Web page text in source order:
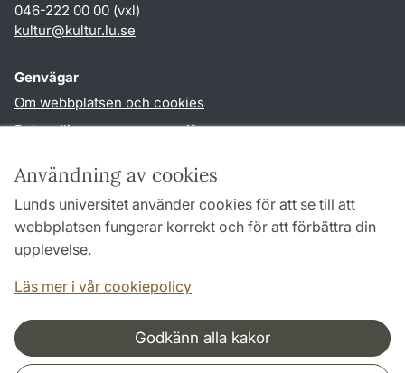
Användning av cookies
Lunds universitet använder cookies för att se till att
webbplatsen fungerar korrekt och för att förbättra din
upplevelse.
Läs mer i vår cookiepolicy
Godkänn alla kakor
046-222 00 00 (vxl)
kultur@kultur.lu.se
Genvägar
Om webbplatsen och cookies
Behandling av personuppgifter
TYPO3-login
Följ oss i sociala medier
Samarbeten och nätverk